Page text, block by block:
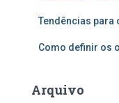
Tendências para
Como definir os
Arquivo